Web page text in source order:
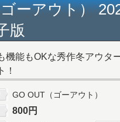
ーアウト）
版
機能もOKな秀作冬アウタ
！
GO OUT（ゴーアウト）
800円